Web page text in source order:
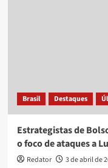
Brasil Destaques
Estrategistas de
o foco de ataques a
Redator 3 de abril de